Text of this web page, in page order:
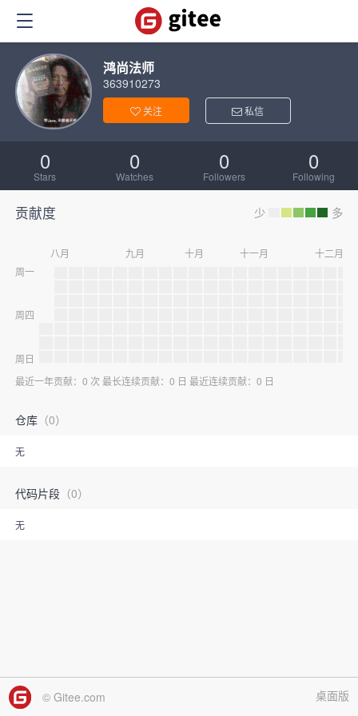
鸿尚法师
363910273
关注 私信
0
Stars
0
Watches
0
Followers
0
Following
贡献度 少 多
周一
周四
周日
八月 九月 十月 十一月 十二月
最近一年贡献：0 次 最长连续贡献：0 日 最近连续贡献：0 日
仓库 （0）
无
代码片段 （0）
无
© Gitee.com 桌面版